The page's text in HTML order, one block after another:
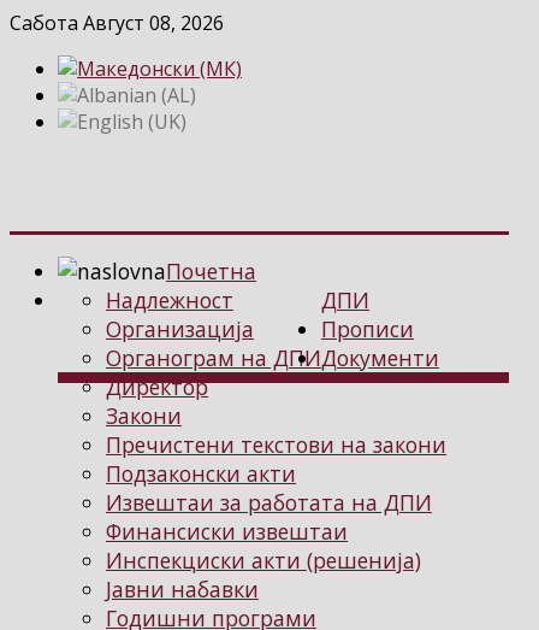
Сабота Август 08, 2026
Почетна
ДПИ
Надлежност
Организација
Органограм на ДПИ
Директор
Прописи
Закони
Пречистени текстови на закони
Подзаконски акти
Документи
Извештаи за работата на ДПИ
Финансиски извештаи
Инспекциски акти (решенија)
Јавни набавки
Годишни програми